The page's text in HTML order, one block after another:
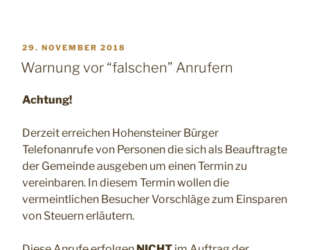
VERÖFFENTLICHT
AM
29. NOVEMBER 2018
Warnung vor “falschen” Anrufern
Achtung!
Derzeit erreichen Hohensteiner Bürger
Telefonanrufe von Personen die sich als Beauftragte
der Gemeinde ausgeben um einen Termin zu
vereinbaren. In diesem Termin wollen die
vermeintlichen Besucher Vorschläge zum Einsparen
von Steuern erläutern.